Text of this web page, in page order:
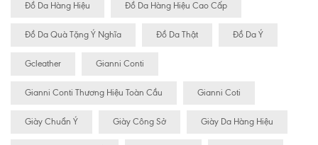
Đồ Da Hàng Hiệu Đồ Da Hàng Hiệu Cao Cấp
Đồ Da Quà Tặng Ý Nghĩa Đồ Da Thật Đồ Da Ý
Gcleather Gianni Conti
Gianni Conti Thương Hiệu Toàn Cầu Gianni Coti
Giày Chuẩn Ý Giày Công Sở Giày Da Hàng Hiệu